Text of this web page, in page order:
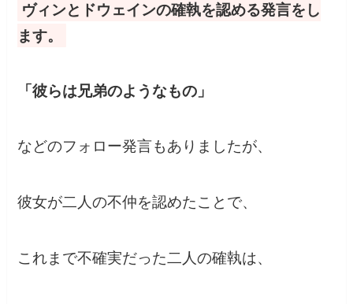
ヴィンとドウェインの確執を認める発言をし
ます。
「彼らは兄弟のようなもの」
などのフォロー発言もありましたが、
彼女が二人の不仲を認めたことで、
これまで不確実だった二人の確執は、